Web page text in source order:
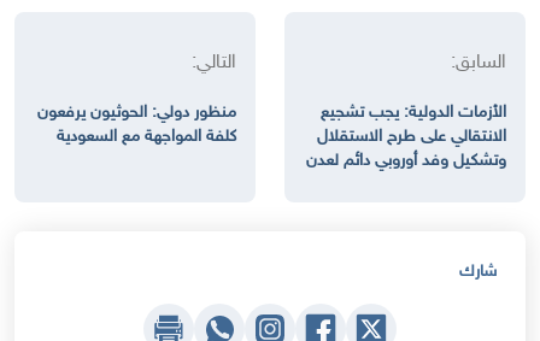
السابق:
الأزمات الدولية: يجب تشجيع
الانتقالي على طرح الاستقلال
وتشكيل وفد أوروبي دائم لعدن
التالي:
منظور دولي: الحوثيون يرفعون
كلفة المواجهة مع السعودية
شارك